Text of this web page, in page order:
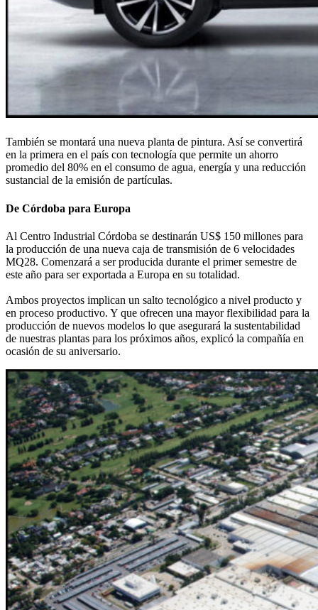
También se montará una nueva planta de pintura. Así se convertirá
en la primera en el país con tecnología que permite un ahorro
promedio del 80% en el consumo de agua, energía y una reducción
sustancial de la emisión de partículas.
De Córdoba para Europa
Al Centro Industrial Córdoba se destinarán US$ 150 millones para
la producción de una nueva caja de transmisión de 6 velocidades
MQ28. Comenzará a ser producida durante el primer semestre de
este año para ser exportada a Europa en su totalidad.
Ambos proyectos implican un salto tecnológico a nivel producto y
en proceso productivo. Y que ofrecen una mayor flexibilidad para la
producción de nuevos modelos lo que asegurará la sustentabilidad
de nuestras plantas para los próximos años, explicó la compañía en
ocasión de su aniversario.